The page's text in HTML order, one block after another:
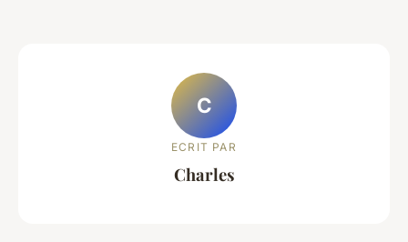
C
ECRIT PAR
Charles